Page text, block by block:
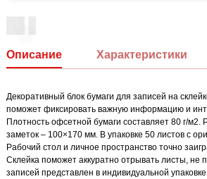
Описание Характеристики
Декоративный блок бумаги для записей на
поможет фиксировать важную информацию и
Плотность офсетной бумаги составляет 80 г/м2.
заметок – 100×170 мм. В упаковке 50 листов с
Рабочий стол и личное пространство точно
Склейка поможет аккуратно отрывать листы, не
записей представлен в индивидуальной